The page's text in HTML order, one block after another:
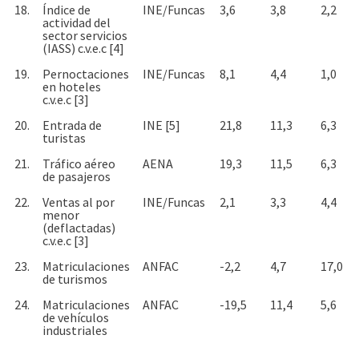
18.
Índice de
actividad del
sector servicios
(IASS) c.v.e.c [4]
INE/Funcas 3,6 3,8 2,2
19.
Pernoctaciones
en hoteles
c.v.e.c [3]
INE/Funcas 8,1 4,4 1,0
20.
Entrada de
turistas
INE [5] 21,8 11,3 6,3
21.
Tráfico aéreo
de pasajeros
AENA 19,3 11,5 6,3
22.
Ventas al por
menor
(deflactadas)
c.v.e.c [3]
INE/Funcas 2,1 3,3 4,4
23.
Matriculaciones
de turismos
ANFAC -2,2 4,7 17,0
24.
Matriculaciones
de vehículos
industriales
ANFAC -19,5 11,4 5,6